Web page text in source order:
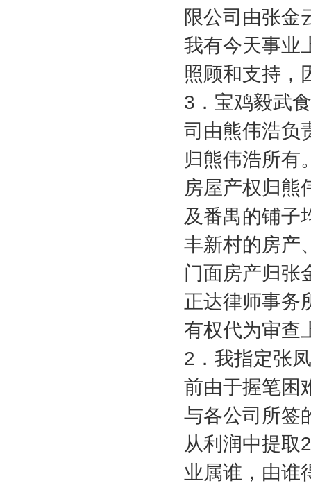
限公司由张金
我有今天事业
照顾和支持，
3 ．宝鸡毅武
司由熊伟浩负
归熊伟浩所有
房屋产权归熊
及番禺的铺子
丰新村的房产
门面房产归张
正达律师事务
有权代为审查
2 ．我指定张
前由于握笔困
与各公司所签
从利润中提取
业属谁，由谁